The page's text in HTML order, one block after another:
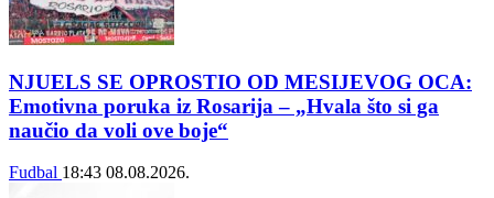
NJUELS SE OPROSTIO OD MESIJEVOG OCA:
Emotivna poruka iz Rosarija – „Hvala što si ga
naučio da voli ove boje“
Fudbal 18:43 08.08.2026.